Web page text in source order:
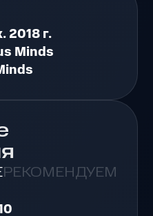
2018 г.
Minds
РЕКОМЕНДУЕМЫЕ